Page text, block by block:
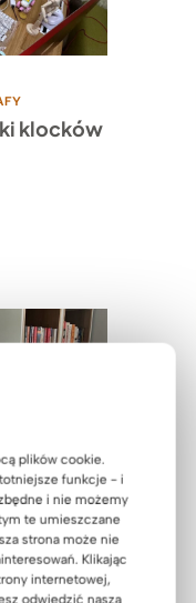
plików cookie.
funkcje - i
i nie możemy
te umieszczane
strona może nie
Klikając
internetowej,
odwiedzić naszą
klocków
Pani